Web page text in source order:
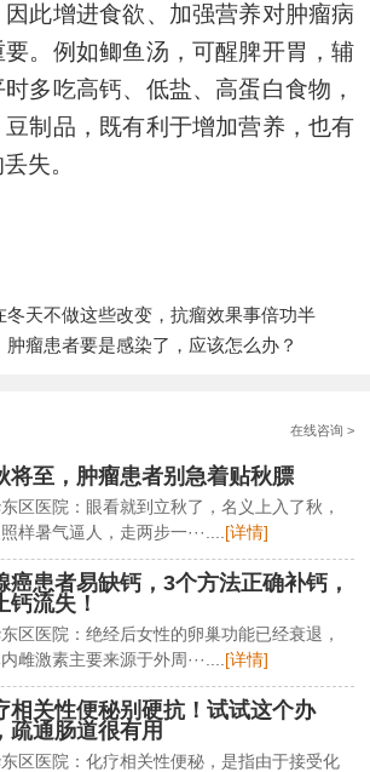
此增进食欲、加强营养对肿瘤病
要。例如鲫鱼汤，可醒脾开胃，辅
多吃高钙、低盐、高蛋白食物，
制品，既有利于增加营养，也有
失。
冬天不做这些改变，抗瘤效果事倍功半
肿瘤患者要是感染了，应该怎么办？
在线咨询 >
将至，肿瘤患者别急着贴秋膘
区医院：眼看就到立秋了，名义上入了秋，
样暑气逼人，走两步一···.... [详情]
癌患者易缺钙，3个方法正确补钙，
钙流失！
区医院：绝经后女性的卵巢功能已经衰退，
雌激素主要来源于外周···.... [详情]
相关性便秘别硬抗！试试这个办
疏通肠道很有用
区医院：化疗相关性便秘，是指由于接受化